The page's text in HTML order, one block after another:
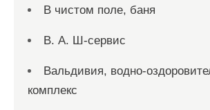
В чистом поле, баня
В. А. Ш-сервис
Вальдивия, водно-
комплекс